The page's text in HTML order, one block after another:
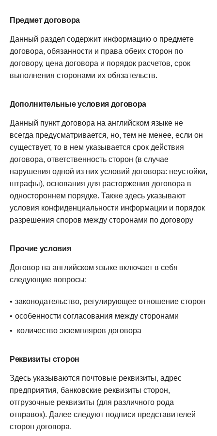
Предмет договора
Данный раздел содержит информацию о предмете
договора, обязанности и права обеих сторон по
договору, цена договора и порядок расчетов, срок
выполнения сторонами их обязательств.
Дополнительные условия договора
Данный пункт договора на английском языке не
всегда предусматривается, но, тем не менее, если он
существует, то в нем указывается срок действия
договора, ответственность сторон (в случае
нарушения одной из них условий договора: неустойки,
штрафы), основания для расторжения договора в
одностороннем порядке. Также здесь указывают
условия конфиденциальности информации и порядок
разрешения споров между сторонами по договору
Прочие условия
Договор на английском языке включает в себя
следующие вопросы:
законодательство, регулирующее отношение сторон
особенности согласования между сторонами
количество экземпляров договора
Реквизиты сторон
Здесь указываются почтовые реквизиты, адрес
предприятия, банковские реквизиты сторон,
отгрузочные реквизиты (для различного рода
отправок). Далее следуют подписи представителей
сторон договора.